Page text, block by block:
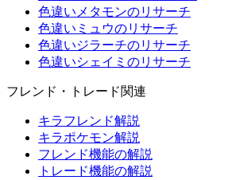
色違いメタモンのリサーチ
色違いミュウのリサーチ
色違いジラーチのリサーチ
色違いシェイミのリサーチ
フレンド・トレード関連
キラフレンド解説
キラポケモン解説
フレンド機能の解説
トレード機能の解説